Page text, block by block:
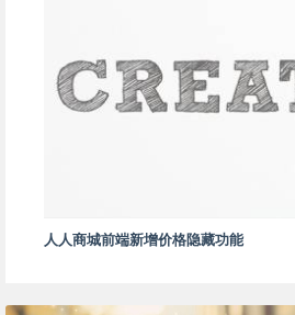
人人商城前端新增价格隐藏功能